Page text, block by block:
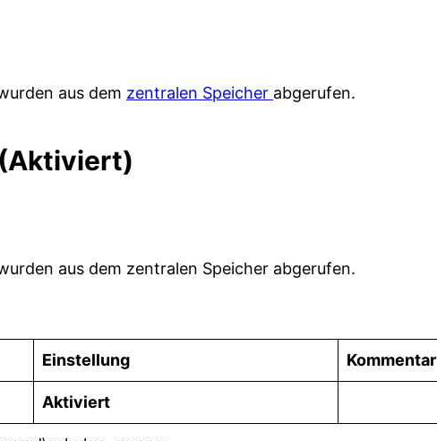
aus dem zentralen Speicher abgerufen.
aus dem zentralen Speicher abgerufen.
Einstellung Kommentar
Aktiviert